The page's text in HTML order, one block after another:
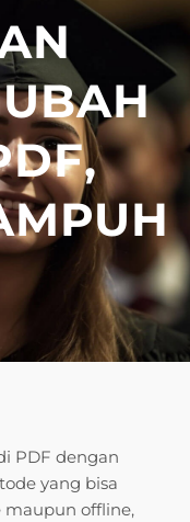
PDF dengan
yang bisa
maupun offline,